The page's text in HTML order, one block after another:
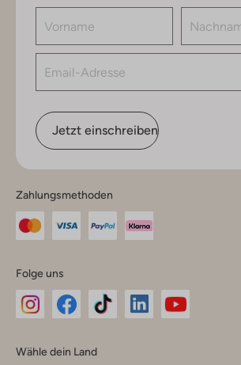
Jetzt einschreiben
Zahlungsmethoden
Folge uns
Instagram
Facebook
TikTok
Wähle dein Land